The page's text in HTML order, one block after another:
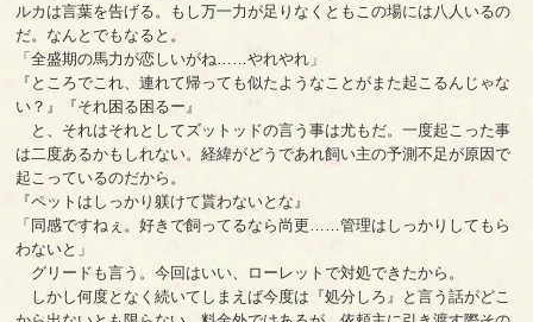
ルカは言葉を告げる。もし万一力が足りなくともこの場には八人いるの
だ。なんとでもなると。
「全盛期の馬力が恋しいがね……やれやれ」
『ところでこれ、連れて帰っても似たようなことがまた起こるんじゃな
い？』『それ困る困るー』
と、それはそれとしてズットッドの言う事は尤もだ。一度起こった事
は二度あるかもしれない。経緯がどうであれ飼い主の予測不足が原因で
起こっているのだから。
『ペットはしっかり躾けて貰わないとな』
「同感ですねぇ。好きで飼ってるなら尚更……管理はしっかりしてもら
わないと」
グリードも言う。今回はいい、ローレットで対処できたから。
しかし何度となく続いてしまえば今度は『処分しろ』と言う話がどこ